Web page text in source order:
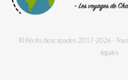
© Récits descapades 2017-2026 -
légales